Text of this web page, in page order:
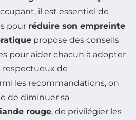
il est essentiel de
pour réduire son empreinte
propose des conseils
pour aider chacun à adopter
respectueux de
les recommandations, on
de diminuer sa
rouge, de privilégier les